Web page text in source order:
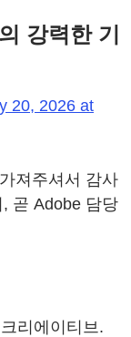
강력한 기
20, 2026 at
져주셔서 감사
곧 Adobe 담당
리에이티브.